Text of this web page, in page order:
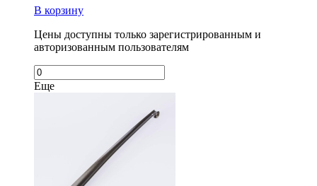
В корзину
Цены доступны только зарегистрированным и
авторизованным пользователям
Еще